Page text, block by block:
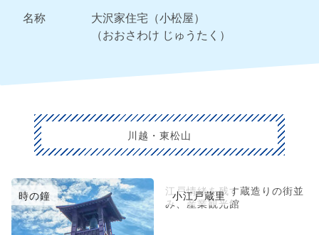
名称
大沢家住宅（小松屋）
（おおさわけ じゅうたく）
川越・東松山
時の鐘 小江戸蔵里
江戸情緒を残す蔵造りの街並
み、産業観光館